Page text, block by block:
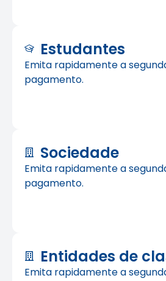
Estudantes
Emita rapidamente a
pagamento.
Sociedade
Emita rapidamente a
pagamento.
Entidades de
Emita rapidamente a